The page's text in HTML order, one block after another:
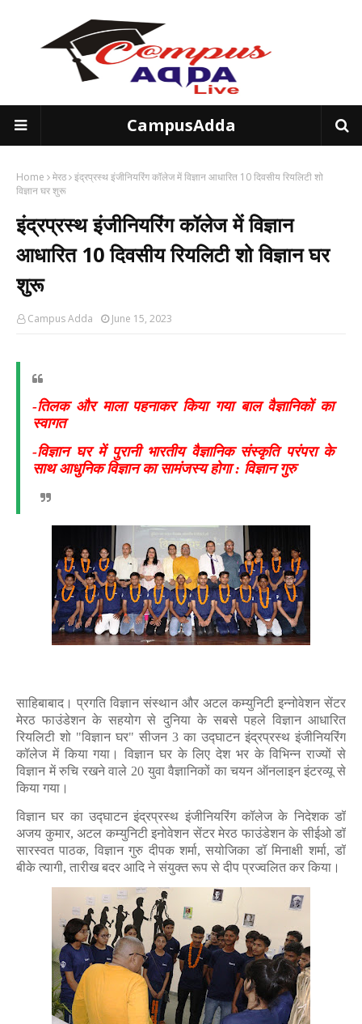
CampusAdda
Home मेरठ इंद्रप्रस्थ इंजीनियरिंग कॉलेज में विज्ञान आधारित 10 दिवसीय रियलिटी शो
विज्ञान घर शुरू
इंद्रप्रस्थ इंजीनियरिंग कॉलेज में विज्ञान
आधारित 10 दिवसीय रियलिटी शो विज्ञान घर
शुरू
Campus Adda June 15, 2023
-तिलक और माला पहनाकर किया गया बाल वैज्ञानिकों का
स्वागत
-विज्ञान घर में पुरानी भारतीय वैज्ञानिक संस्कृति परंपरा के
साथ आधुनिक विज्ञान का सामंजस्य होगा : विज्ञान गुरु
साहिबाबाद। प्रगति विज्ञान संस्थान और अटल कम्युनिटी इन्नोवेशन सेंटर
मेरठ फाउंडेशन के सहयोग से दुनिया के सबसे पहले विज्ञान आधारित
रियलिटी शो "विज्ञान घर" सीजन 3 का उद्घाटन इंद्रप्रस्थ इंजीनियरिंग
कॉलेज में किया गया। विज्ञान घर के लिए देश भर के विभिन्न राज्यों से
विज्ञान में रुचि रखने वाले 20 युवा वैज्ञानिकों का चयन ऑनलाइन इंटरव्यू से
किया गया।
विज्ञान घर का उद्घाटन इंद्रप्रस्थ इंजीनियरिंग कॉलेज के निदेशक डॉ
अजय कुमार, अटल कम्युनिटी इनोवेशन सेंटर मेरठ फाउंडेशन के सीईओ डॉ
सारस्वत पाठक, विज्ञान गुरु दीपक शर्मा, सयोजिका डॉ मिनाक्षी शर्मा, डॉ
बीके त्यागी, तारीख बदर आदि ने संयुक्त रूप से दीप प्रज्वलित कर किया।